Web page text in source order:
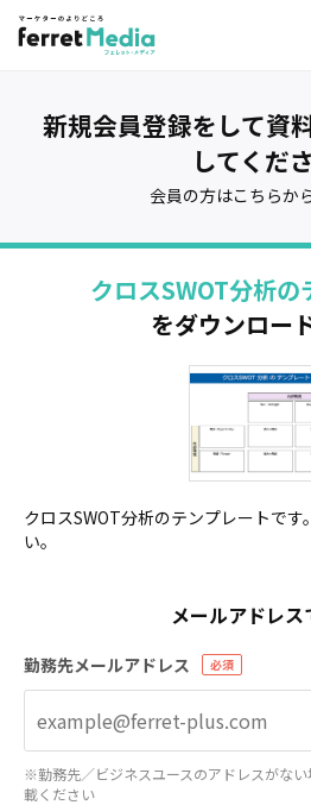
新規会員登録をして資
してくだ
会員の方はこちらか
クロスSWOT分析の
をダウンロー
クロスSWOT分析のテンプレートで
い。
メールアドレス
勤務先メールアドレス
※勤務先／ビジネスユースのアドレスがな
載ください